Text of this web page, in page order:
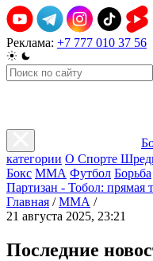
Реклама: +7 777 010 37 56
категории О Спорте
Бокс ММА Футбол Борьба
Партизан - Тобол: прямая
Главная / ММА /
21 августа 2025, 23:21
Последние